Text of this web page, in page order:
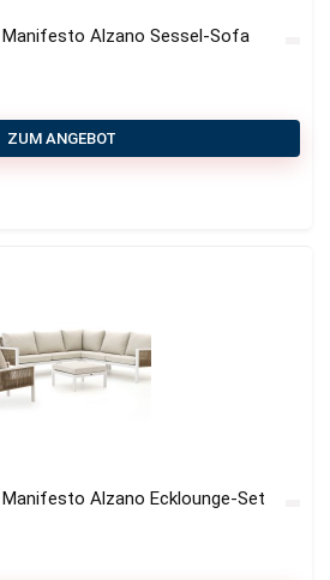
Alzano Sessel-Sofa
ZUM ANGEBOT
Alzano Ecklounge-Set